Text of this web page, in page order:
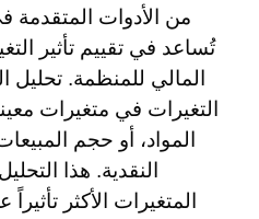
من الأدوات المتقدمة
تُساعد في تقييم تأثير
المالي للمنظمة. تحليل
التغيرات في متغيرات
المواد، أو حجم
النقدية. هذا
المتغيرات الأكثر